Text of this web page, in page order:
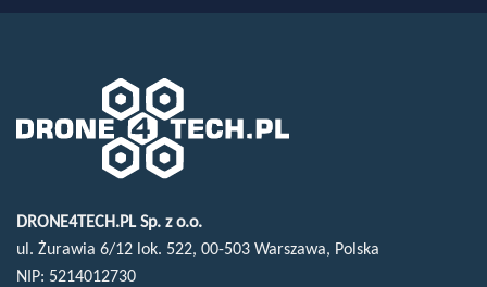
DRONE4TECH.PL Sp. z o.o.
ul. Żurawia 6/12 lok. 522, 00-503 Warszawa, Polska
NIP: 5214012730